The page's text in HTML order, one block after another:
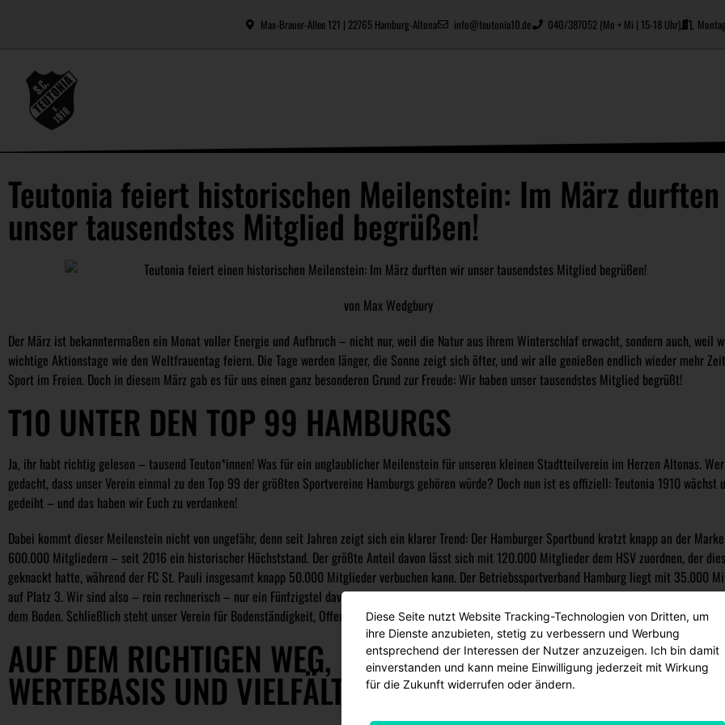
Max-Brauer-Allee 121 | 22765 Hamburg-Altona info@teutonia10.de 040/387052 (Mo + Mi | 15-18 Uhr)
Teutonia feiert historischen Meilenstein: Im März
unser tausendstes Mitglied begrüßen!
von Max Wedgbury
Der März ist bekanntermaßen ein Monat voller Energie und Aufbruch – nicht nur, weil die Natur aus ihrem Winterschlaf erwacht, sondern auch, weil
wichtige Aktionstage wie den Weltfrauentag feiern. Die Tage werden länger, die Sonne zeigt sich öfter, und wir alle genießen endlich wieder mehr
Sport im Freien. Doch in diesem März gab es für uns einen ganz besonderen Grund zur Freude: Wir haben unser tausendstes Mitglied begrüßt!
T10 UNTER DEN TOP 99 HAMBURGS
Ja, ihr habt richtig gelesen – tausend Teuton*innen! Was für ein unglaublicher Meilenstein für unseren kleinen Stadtteilverein im Herzen Altonas.
gedacht, dass unser Verein einmal zu den Top 99 der größten Sportvereine Hamburgs gehören würde? Doch nun ist es offiziell: Teutonia 1910 wächst
gedeiht – und das haben wir Euch zu verdanken!
Dabei kommt dieser Meilenstein nicht von ungefähr, denn seit Jahren zeigt sich ein klarer Trend: Der Hamburger Sportbund kratzt knapp an der
600.000 Mitgliedern – seit 2016 ein historischer Höchststand. Der größte Anteil davon lässt sich mit 120.000 Mitglieder dem HSV zuordnen, der
geknackt hatte, während der FC St. Pauli insgesamt knapp 50.000 Mitglieder verbuchen kann. Der Betriebssportverband Hamburg liegt mit 35.000
auf Platz 3. Wir sind also – rein rechnerisch – nur ein Fünfzigstel davon entfernt, den glorreichen FC St. Pauli zu überholen. Aber keine Sorge, wir
dem Boden. Schließlich steht unser Verein für Bodenständigkeit, Offenheit und Vielfalt – #schwarzweißbunt eben!
AUF DEM RICHTIGEN WEG, DANK EINER GESUNDEN
WERTEBASIS UND VIELFÄLTIGEM ANGEBOT
Diese Seite nutzt Website Tracking-Technologien von Dritten, um
ihre Dienste anzubieten, stetig zu verbessern und Werbung
entsprechend der Interessen der Nutzer anzuzeigen. Ich bin damit
einverstanden und kann meine Einwilligung jederzeit mit Wirkung
für die Zukunft widerrufen oder ändern.